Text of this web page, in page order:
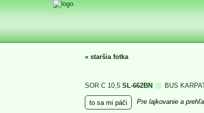
« staršia fotka
SOR C 10,5 SL-662BN BUS
to sa mi páči Pre lajkovanie a